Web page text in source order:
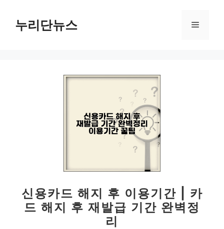
누리단뉴스 메
신용카드 해지 후 이용기간 | 카
드 해지 후 재발급 기간 완벽정
리